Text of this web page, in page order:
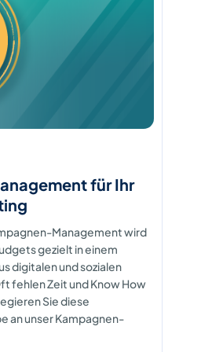
für Ihr
Management wird
gezielt in einem
digitalen und sozialen
fehlen Zeit und Know How
Sie diese
an unser Kampagnen-